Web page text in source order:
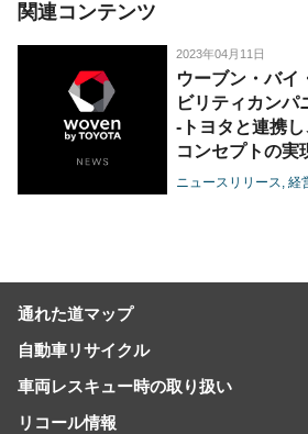
関連コンテンツ
2023年04月11日
ウーブン・バイ
ビリティカンパ
-トヨタと連携
コンセプトの実
ニュースリリース 経
通れた道マップ
自動車リサイクル
車両レスキュー時の取り扱い
リコール情報